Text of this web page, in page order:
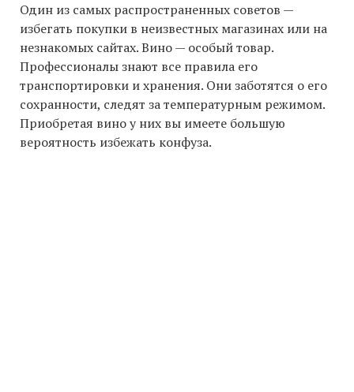
Один из самых распространенных советов —
избегать покупки в неизвестных магазинах или на
незнакомых сайтах. Вино — особый товар.
Профессионалы знают все правила его
транспортировки и хранения. Они заботятся о его
сохранности, следят за температурным режимом.
Приобретая вино у них вы имеете большую
вероятность избежать конфуза.